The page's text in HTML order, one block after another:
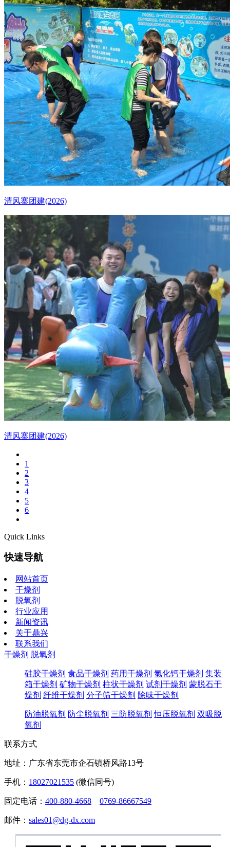
清风寨团建(2026)
清风寨团建(2026)
1
2
3
4
5
6
Quick Links
快速导航
网站首页
干燥剂
脱氧剂
行业应用
新闻资讯
关于鼎兴
联系我们
干燥剂 脱氧剂
硅胶干燥剂 食品干燥剂 药用干燥剂 氯化钙干燥剂 集装
箱干燥剂 矿物干燥剂 柱状干燥剂 试剂干燥剂 蒙脱石干
燥剂 纤维干燥剂 分子筛干燥剂 除味干燥剂
防油脱氧剂 防尘脱氧剂 三防脱氧剂 恒压脱氧剂 双吸脱
氧剂
联系方式
地址：广东省东莞市企石镇桥风路13号
手机： 18027021535 (微信同号)
固定电话： 400-880-4668 0769-86667549
邮件： sales01@dg-dx.com